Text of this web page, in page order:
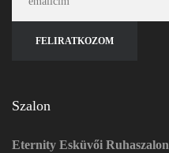
Szalon
Eternity Esküvői Ruhaszalon